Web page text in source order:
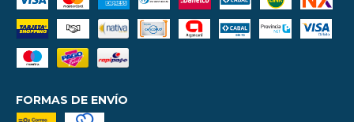
FORMAS DE ENVÍO